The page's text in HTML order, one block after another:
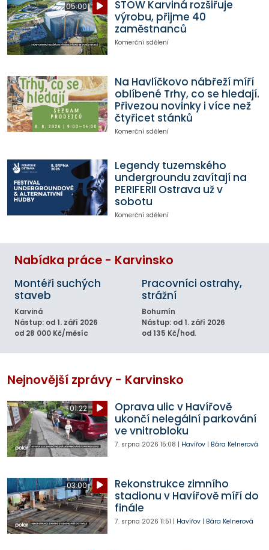
05:00
STOW Karviná rozšiřuje
výrobu, přijme 40
zaměstnanců
Komerční sdělení
Na Havlíčkovo nábřeží míří
oblíbené Trhy, co se hledají.
Přivezou novinky i více než
čtyřicet stánků
Komerční sdělení
Legendy tuzemského
undergroundu zavítají na
PERIFERII Ostrava už v
sobotu
Komerční sdělení
Nabídka práce - Karvinsko
Montéři suchých
staveb
Karviná
Nástup: od 1. září 2026
od 28 000 Kč/měsíc
Pracovníci ostrahy,
strážní
Bohumín
Nástup: od 1. září 2026
od 135 Kč/hod.
Nejnovější zprávy - Karvinsko
01:22
Oprava ulic v Havířově
ukončí nelegální parkování
ve vnitrobloku
7. srpna 2026 15:08 | Havířov| Bára Kelnerová
03:00
Rekonstrukce zimního
stadionu v Havířově míří do
finále
7. srpna 2026 11:51 | Havířov| Bára Kelnerová